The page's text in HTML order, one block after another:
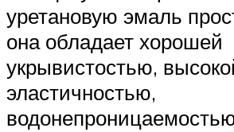
уретановую эмаль
она обладает хорошей
укрывистостью,
эластичностью,